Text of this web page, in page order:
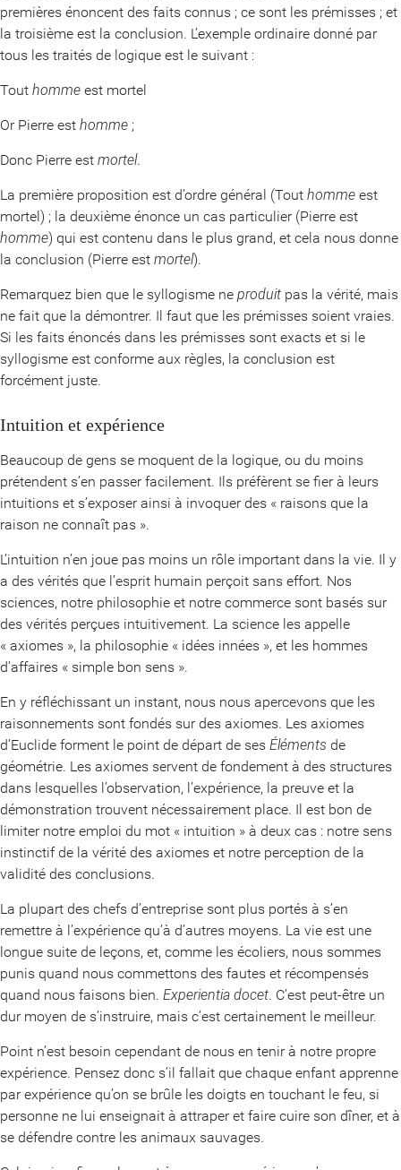
premières énoncent des faits connus ; ce sont les prémisses ; et
la troisième est la conclusion. L’exemple ordinaire donné par
tous les traités de logique est le suivant :
Tout homme est mortel
Or Pierre est homme ;
Donc Pierre est mortel.
La première proposition est d’ordre général (Tout homme est
mortel) ; la deuxième énonce un cas particulier (Pierre est
homme) qui est contenu dans le plus grand, et cela nous donne
la conclusion (Pierre est mortel).
Remarquez bien que le syllogisme ne produit pas la vérité, mais
ne fait que la démontrer. Il faut que les prémisses soient vraies.
Si les faits énoncés dans les prémisses sont exacts et si le
syllogisme est conforme aux règles, la conclusion est
forcément juste.
Intuition et expérience
Beaucoup de gens se moquent de la logique, ou du moins
prétendent s’en passer facilement. Ils préfèrent se fier à leurs
intuitions et s’exposer ainsi à invoquer des « raisons que la
raison ne connaît pas ».
L’intuition n’en joue pas moins un rôle important dans la vie. Il y
a des vérités que l’esprit humain perçoit sans effort. Nos
sciences, notre philosophie et notre commerce sont basés sur
des vérités perçues intuitivement. La science les appelle
« axiomes », la philosophie « idées innées », et les hommes
d’affaires « simple bon sens ».
En y réfléchissant un instant, nous nous apercevons que les
raisonnements sont fondés sur des axiomes. Les axiomes
d’Euclide forment le point de départ de ses Éléments de
géométrie. Les axiomes servent de fondement à des structures
dans lesquelles l’observation, l’expérience, la preuve et la
démonstration trouvent nécessairement place. Il est bon de
limiter notre emploi du mot « intuition » à deux cas : notre sens
instinctif de la vérité des axiomes et notre perception de la
validité des conclusions.
La plupart des chefs d’entreprise sont plus portés à s’en
remettre à l’expérience qu’à d’autres moyens. La vie est une
longue suite de leçons, et, comme les écoliers, nous sommes
punis quand nous commettons des fautes et récompensés
quand nous faisons bien. Experientia docet. C’est peut-être un
dur moyen de s’instruire, mais c’est certainement le meilleur.
Point n’est besoin cependant de nous en tenir à notre propre
expérience. Pensez donc s’il fallait que chaque enfant apprenne
par expérience qu’on se brûle les doigts en touchant le feu, si
personne ne lui enseignait à attraper et faire cuire son dîner, et à
se défendre contre les animaux sauvages.